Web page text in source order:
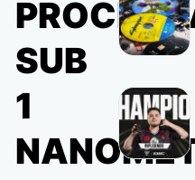
SUB
1